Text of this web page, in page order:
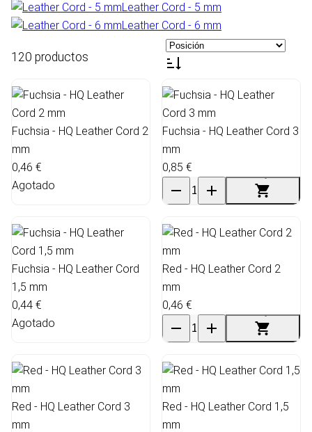
Leather Cord - 5 mm
Leather Cord - 6 mm
120 productos
Fuchsia - HQ Leather Cord 2
mm
0,46 €
Agotado
Fuchsia - HQ Leather Cord 3
mm
0,85 €
Fuchsia - HQ Leather Cord
1,5 mm
0,44 €
Agotado
Red - HQ Leather Cord 2
mm
0,46 €
Red - HQ Leather Cord 3
mm
Red - HQ Leather Cord 1,5
mm